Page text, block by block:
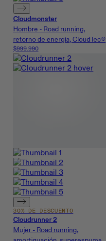
Cloudmonster
Hombre - Road running,
retorno de energía, CloudTec®
$999.990
30% DE DESCUENTO
Cloudrunner 2
Mujer - Road running,